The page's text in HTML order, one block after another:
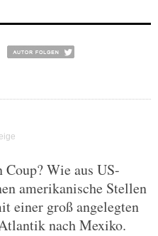
Wie aus US-
amerikanische Stellen
einer groß angelegten
nach Mexiko.